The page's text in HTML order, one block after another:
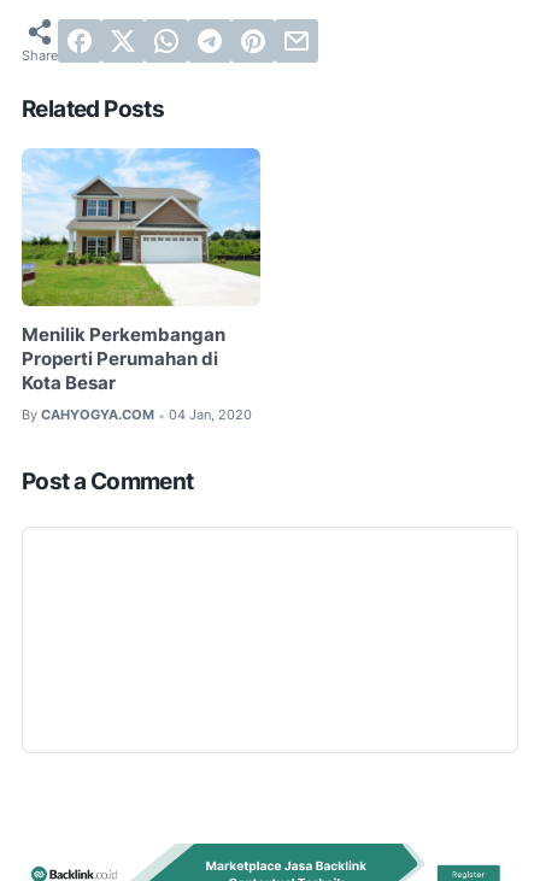
Related Posts
Menilik Perkembangan
Properti Perumahan di
Kota Besar
By CAHYOGYA.COM • 04 Jan, 2020
Post a Comment